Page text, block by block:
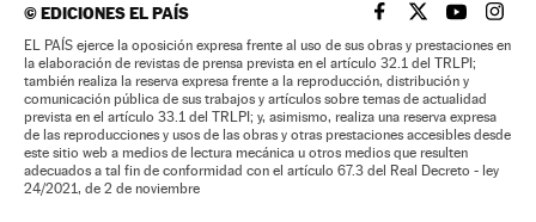
©EDICIONES EL PAÍS EL PAÍS BRASIL EN
EL PAÍSEL PAÍS
EL
EL PAÍS ejerce la oposición expresa frente al uso de sus obras y prestaciones en
la elaboración de revistas de prensa prevista en el artículo 32.1 del TRLPI;
también realiza la reserva expresa frente a la reproducción, distribución y
comunicación pública de sus trabajos y artículos sobre temas de actualidad
prevista en el artículo 33.1 del TRLPI; y, asimismo, realiza una reserva expresa
de las reproducciones y usos de las obras y otras prestaciones accesibles desde
este sitio web a medios de lectura mecánica u otros medios que resulten
adecuados a tal fin de conformidad con el artículo 67.3 del Real Decreto - ley
24/2021, de 2 de noviembre